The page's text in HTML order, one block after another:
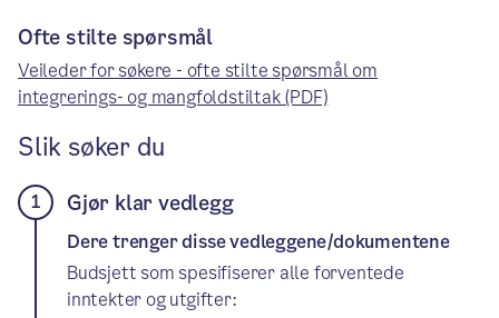
Ofte stilte spørsmål
Veileder for søkere - ofte stilte spørsmål om
integrerings- og mangfoldstiltak (PDF)
Slik søker du
Gjør klar vedlegg
Dere trenger disse vedleggene/dokumentene
Budsjett som spesifiserer alle forventede
inntekter og utgifter: